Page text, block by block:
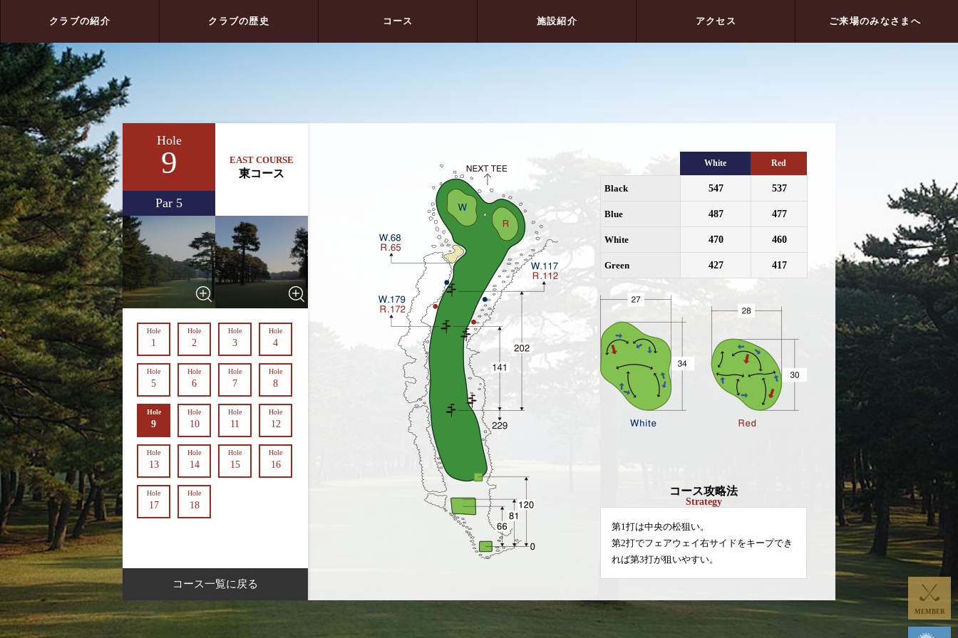
MEMBER
クラブの紹介 クラブの歴史 コース 施設紹介 アクセス ご来場のみなさまへ
White Red
Black 547 537
Blue 487 477
White 470 460
Green 427 417
コース攻略法
Strategy
第1打は中央の松狙い。
第2打でフェアウェイ右サイドをキープでき
れば第3打が狙いやすい。
Hole
9
Par 5
EAST COURSE
東コース
Hole
1
Hole
2
Hole
3
Hole
4
Hole
5
Hole
6
Hole
7
Hole
8
Hole
9
Hole
10
Hole
11
Hole
12
Hole
13
Hole
14
Hole
15
Hole
16
Hole
17
Hole
18
コース一覧に戻る